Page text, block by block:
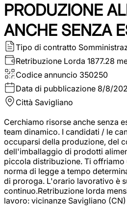
PRODUZIONE
ANCHE SENZA
Tipo di contratto
Retribuzione Lorda 1877.28
Codice annuncio 350250
Data di pubblicazione 8/8/
Città Savigliano
Cerchiamo risorse anche senza
team dinamico. I candidati / le
occuparsi della produzione, del
dell'imballaggio di prodotti
piccola distribuzione. Ti
norma di legge a tempo
di proroga. L'orario lavorativo è
continuo.Retribuzione lorda
lavoro: vicinanze Savigliano (CN)